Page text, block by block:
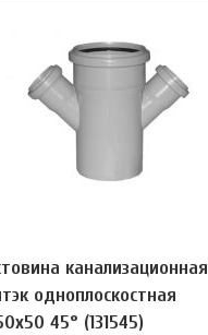
канализационная
одноплоскостная
45° (131545)